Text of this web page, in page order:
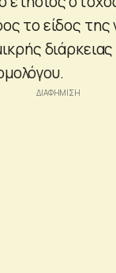
το είδος της